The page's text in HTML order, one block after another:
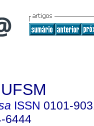
ISSN 0101-
6444